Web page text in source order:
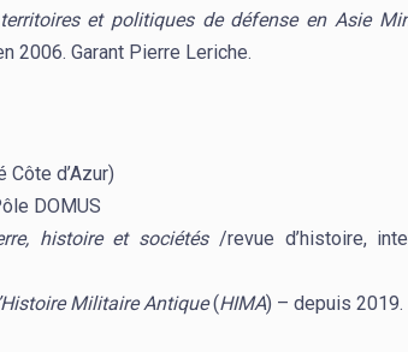
et politiques de défense en Asie
2006. Garant Pierre Leriche.
d’Azur)
DOMUS
histoire et sociétés/revue d’histoire,
Militaire Antique(HIMA) – depuis 2019.